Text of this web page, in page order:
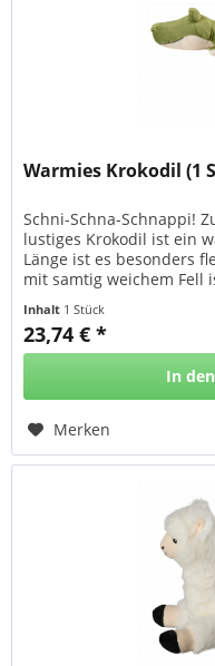
Warmies Krokodil (1
Schni-Schna-Schnappi!
lustiges Krokodil ist ein
Länge ist es besonders
mit samtig weichem Fell
Inhalt 1 Stück
23,74 € *
In den
Merken